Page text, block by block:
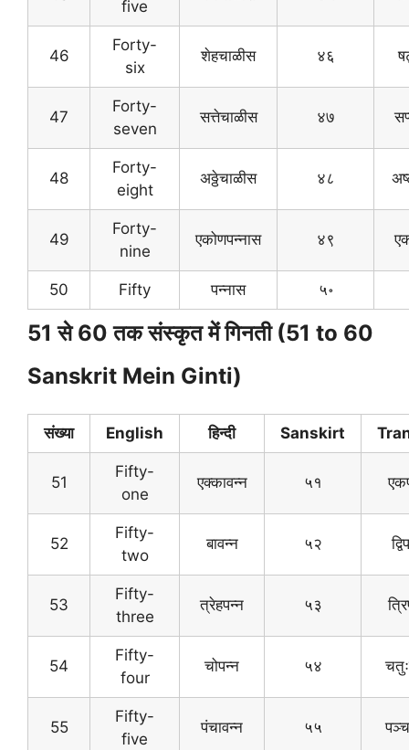
five
46
Forty-
six
शेहचाळीस ४६
47
Forty-
seven
सत्तेचाळीस ४७
48
Forty-
eight
अठ्ठेचाळीस ४८
49
Forty-
nine
एकोणपन्नास ४९
50 Fifty पन्नास ५॰
51 से 60 तक संस्कृत में गिनती (51 to 60
Sanskrit Mein Ginti)
संख्या English हिन्दी Sanskirt
51
Fifty-
one
एक्कावन्न ५१
52
Fifty-
two
बावन्न ५२
53
Fifty-
three
त्रेहपन्न ५३
54
Fifty-
four
चोपन्न ५४
55
Fifty-
five
पंचावन्न ५५